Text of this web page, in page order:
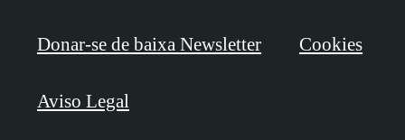
Donar-se de baixa Newsletter Cookies
Aviso Legal